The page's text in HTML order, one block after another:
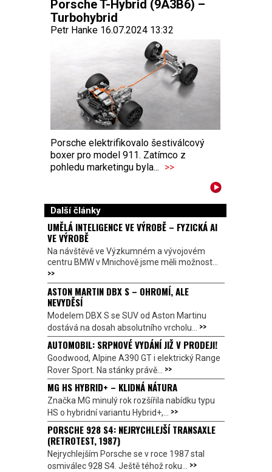
Porsche T-Hybrid (9A3B6) –
Turbohybrid
Petr Hanke 16.07.2024 13:32
Porsche elektrifikovalo šestiválcový
boxer pro model 911. Zatímco z
pohledu marketingu byla... >>
Další články
UMĚLÁ INTELIGENCE VE VÝROBĚ – FYZICKÁ AI
VE VÝROBĚ
Na návštěvě ve Výzkumném a vývojovém
centru BMW v Mnichově jsme měli možnost...
>>
ASTON MARTIN DBX S – OHROMÍ, ALE
NEVYDĚSÍ
Modelem DBX S se SUV od Aston Martinu
dostává na dosah absolutního vrcholu... >>
AUTOMOBIL: SRPNOVÉ VYDÁNÍ JIŽ V PRODEJI!
Goodwood, Alpine A390 GT i elektrický Range
Rover Sport. Na stánky právě... >>
MG HS HYBRID+ – KLIDNÁ NÁTURA
Značka MG minulý rok rozšířila nabídku typu
HS o hybridní variantu Hybrid+,... >>
PORSCHE 928 S4: NEJRYCHLEJŠÍ TRANSAXLE
(RETROTEST, 1987)
Nejrychlejším Porsche se v roce 1987 stal
osmiválec 928 S4. Ještě téhož roku... >>